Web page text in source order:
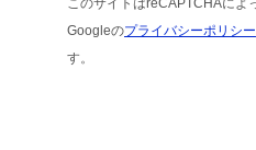
Googleのプライバシーポリシー
す。